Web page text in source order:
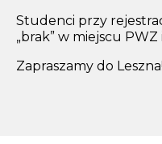
Studenci przy
„brak” w miejscu PWZ
Zapraszamy do Leszna!